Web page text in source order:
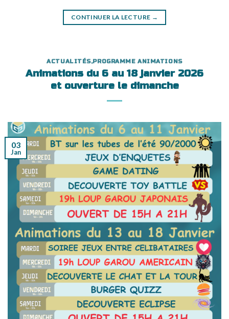
CONTINUER LA LECTURE →
ACTUALITÉS,PROGRAMME ANIMATIONS
Animations du 6 au 18 janvier 2026
et ouverture le dimanche
03
Jan